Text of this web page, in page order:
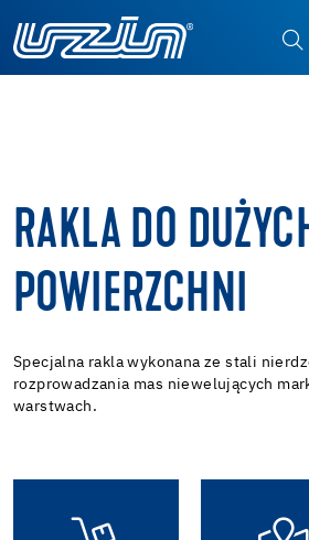
RAKLA DO
POWIERZCHNI
Specjalna rakla wykonana ze stali
rozprowadzania mas niewelujących
warstwach.